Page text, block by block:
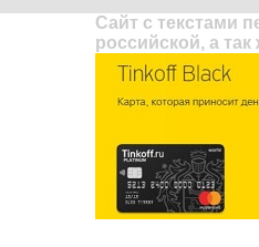
Сайт с текстами
российской, а